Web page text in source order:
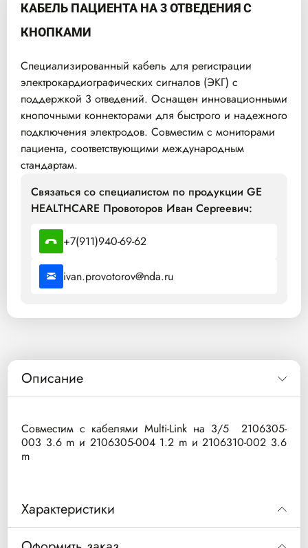
КАБЕЛЬ ПАЦИЕНТА НА 3 ОТВЕДЕНИЯ С
КНОПКАМИ
Специализированный кабель для регистрации
электрокардиографических сигналов (ЭКГ) с
поддержкой 3 отведений. Оснащен инновационными
кнопочными коннекторами для быстрого и надежного
подключения электродов. Совместим с мониторами
пациента, соответствующими международным
стандартам.
Связаться со специалистом по продукции GE
HEALTHCARE Провоторов Иван Сергеевич:
+7(911)940-69-62
ivan.provotorov@nda.ru
Описание
Характеристики
Совместим с кабелями Multi-Link на 3/5 2106305-
003 3.6 m и 2106305-004 1.2 m и 2106310-002 3.6
m
Кнопочные коннекторы: Быстрое и